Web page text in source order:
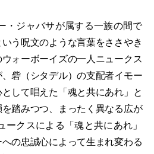
ジャバサが属する一族の間で
う呪文のような言葉をささやき
ォーボーイズの一人ニュークス
、砦（シタデル）の支配者イモー
して唱えた「魂と共にあれ」と
踏みつつ、まったく異なる広が
ークスによる「魂と共にあれ」
の忠誠心によって生まれ変わる